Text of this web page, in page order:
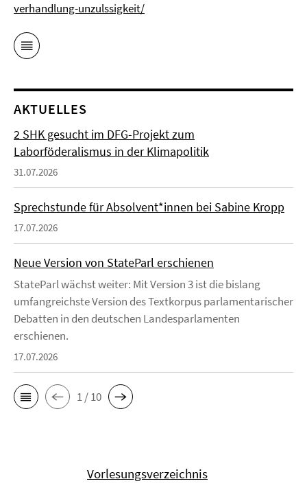
verhandlung-unzulssigkeit/
AKTUELLES
2 SHK gesucht im DFG-Projekt zum
Laborföderalismus in der Klimapolitik
31.07.2026
Sprechstunde für Absolvent*innen bei Sabine Kropp
17.07.2026
Neue Version von StateParl erschienen
StateParl wächst weiter: Mit Version 3 ist die bislang
umfangreichste Version des Textkorpus parlamentarischer
Debatten in den deutschen Landesparlamenten
erschienen.
17.07.2026
1 / 10
Vorlesungsverzeichnis